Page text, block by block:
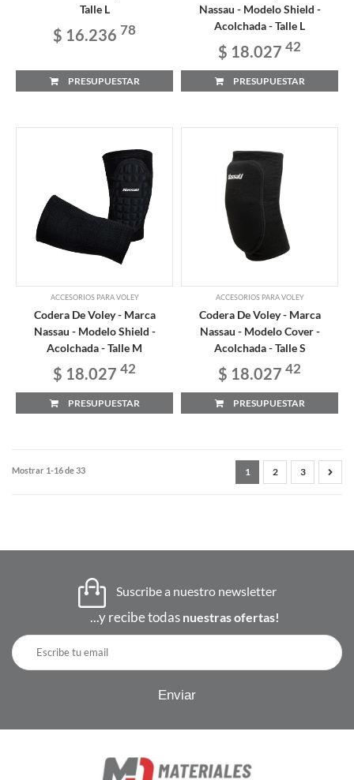
Talle L
$ 16.236 78
PRESUPUESTAR
Nassau - Modelo Shield -
Acolchada - Talle L
$ 18.027 42
PRESUPUESTAR
ACCESORIOS PARA VOLEY
Codera De Voley - Marca
Nassau - Modelo Shield -
Acolchada - Talle M
$ 18.027 42
PRESUPUESTAR
ACCESORIOS PARA VOLEY
Codera De Voley - Marca
Nassau - Modelo Cover -
Acolchada - Talle S
$ 18.027 42
PRESUPUESTAR
Mostrar 1-16 de 33 1 2 3
Suscribe a nuestro newsletter
...y recibe todas nuestras ofertas!